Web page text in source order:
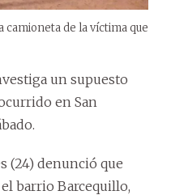
de la víctima que
un supuesto
en San
(24) denunció que
el barrio Barcequillo,